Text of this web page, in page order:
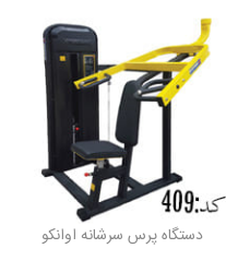
دستگاه پرس سرشانه اوانکو